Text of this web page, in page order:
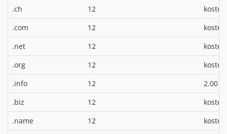
.ch
12
.com
12
.net
12
.org
12
.info
12 2.00 €
.biz 12
.name
12